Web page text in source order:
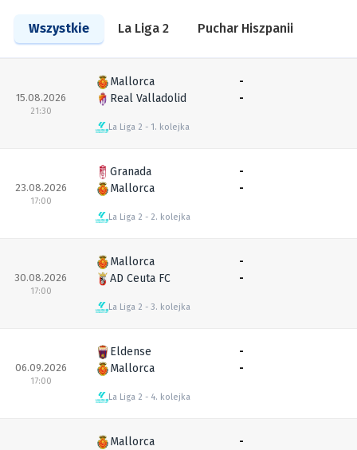
Wszystkie La Liga 2 Puchar Hiszpanii
15.08.2026
21:30
Mallorca
Real Valladolid
La Liga 2 1. kolejka
-
-
23.08.2026
17:00
Granada
Mallorca
La Liga 2 2. kolejka
-
-
30.08.2026
17:00
Mallorca
AD Ceuta FC
La Liga 2 3. kolejka
-
-
06.09.2026
17:00
Eldense
Mallorca
La Liga 2 4. kolejka
-
-
Mallorca
-